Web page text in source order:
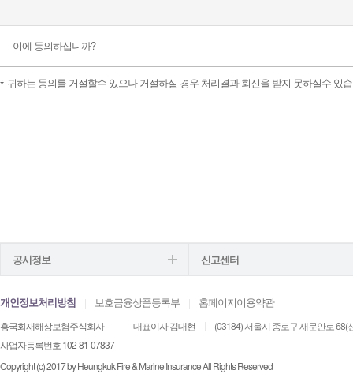
이에 동의하십니까?
귀하는 동의를 거절할수 있으나 거절하실 경우 처리결과 회신을 받지 못하실수 있
공시정보 신고센터
개인정보처리방침 보호금융상품등록부 홈페이지이용약관
흥국화재해상보험주식회사
사업자등록번호 102-81-07837
대표이사 김대현 (03184) 서울시 종로구 새문안로 68(
Copyright (c) 2017 by Heungkuk Fire & Marine Insurance All Rights Reserved